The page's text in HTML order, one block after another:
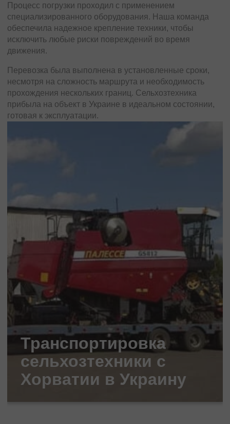
Процесс погрузки проходил с применением
специализированного оборудования. Наша команда
обеспечила надежное крепление техники, чтобы
исключить любые риски повреждений во время
движения.
Перевозка была выполнена в установленные сроки,
несмотря на сложность маршрута и необходимость
прохождения нескольких границ. Сельхозтехника
прибыла на объект в Украине в идеальном состоянии,
готовая к эксплуатации.
дорог и оптимальных пограничных переходов, чтобы
минимизировать время. Процесс проходил под строгим
контролем наших специалистов. Особое внимание
уделялось креплению оборудования, чтобы исключить
любые вибрации или повреждения.
Перевозка была завершена в установленные сроки.
Медицинское оборудование прибыло в Хорватию в
идеальном состоянии, что позволило клиенту
незамедлительно приступить к его использованию.
Транспортировка
сельхозтехники с
Хорватии в Украину